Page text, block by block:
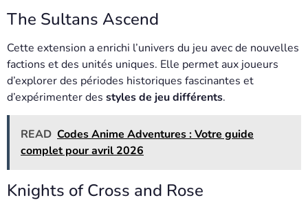
The Sultans Ascend
Cette extension a enrichi l’univers du jeu avec de nouvelles
factions et des unités uniques. Elle permet aux joueurs
d’explorer des périodes historiques fascinantes et
d’expérimenter des styles de jeu différents.
READ Codes Anime Adventures : Votre guide
complet pour avril 2026
Knights of Cross and Rose